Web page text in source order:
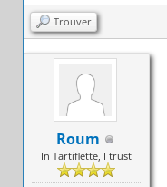
Trouver
Roum
In Tartiflette, I trust